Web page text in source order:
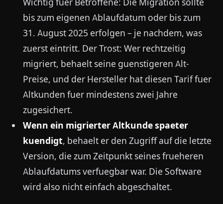
bis zum eigenen Ablaufdatum oder bis zum
31. August 2025 erfolgen – je nachdem, was
zuerst eintritt. Der Trost: Wer rechtzeitig
migriert, behaelt seine guenstigeren Alt-
Preise, und der Hersteller hat diesen Tarif fuer
Altkunden fuer mindestens zwei Jahre
zugesichert.
Wenn ein migrierter Altkunde spaeter
kuendigt, behaelt er den Zugriff auf die letzte
Version, die zum Zeitpunkt seines frueheren
Ablaufdatums verfuegbar war. Die Software
wird also nicht einfach abgeschaltet.